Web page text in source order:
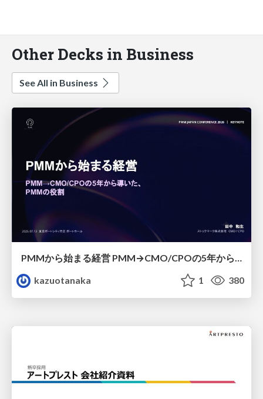
Other Decks in Business
See All in Business
PMMから始まる経営 PMM→CMO/CPOの5年から導いた、 PMMの役割
kazuotanaka
1 380